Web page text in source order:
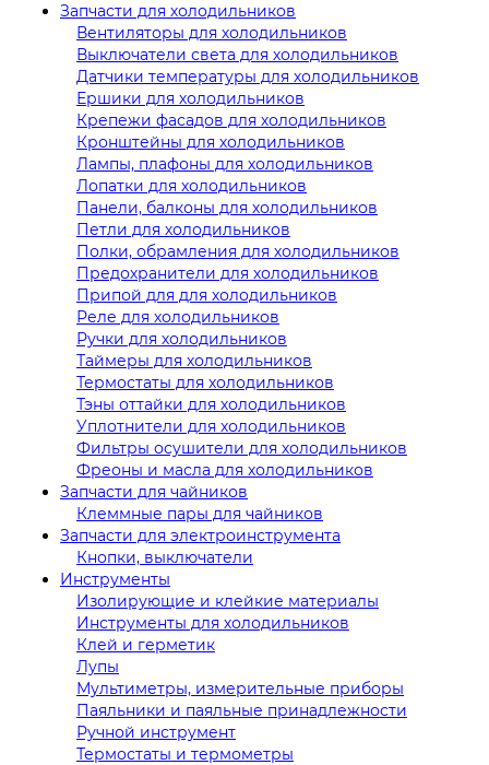
Запчасти для холодильников
Вентиляторы для холодильников
Выключатели света для холодильников
Датчики температуры для холодильников
Ершики для холодильников
Крепежи фасадов для холодильников
Кронштейны для холодильников
Лампы, плафоны для холодильников
Лопатки для холодильников
Панели, балконы для холодильников
Петли для холодильников
Полки, обрамления для холодильников
Предохранители для холодильников
Припой для для холодильников
Реле для холодильников
Ручки для холодильников
Таймеры для холодильников
Термостаты для холодильников
Тэны оттайки для холодильников
Уплотнители для холодильников
Фильтры осушители для холодильников
Фреоны и масла для холодильников
Запчасти для чайников
Клеммные пары для чайников
Запчасти для электроинструмента
Кнопки, выключатели
Инструменты
Изолирующие и клейкие материалы
Инструменты для холодильников
Клей и герметик
Лупы
Мультиметры, измерительные приборы
Паяльники и паяльные принадлежности
Ручной инструмент
Термостаты и термометры